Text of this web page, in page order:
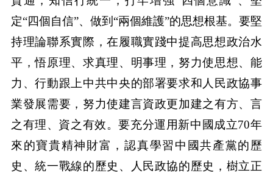
定“四個自信”、做到“兩個維護”的思想根基。要堅
持理論聯系實際，在履職實踐中提高思想政治水
平，悟原理、求真理、明事理，努力使思想、能
力、行動跟上中共中央的部署要求和人民政協事
業發展需要，努力使建言資政更加建之有方、言
之有理、資之有效。要充分運用新中國成立70年
來的寶貴精神財富，認真學習中國共產黨的歷
史、統一戰線的歷史、人民政協的歷史，樹立正